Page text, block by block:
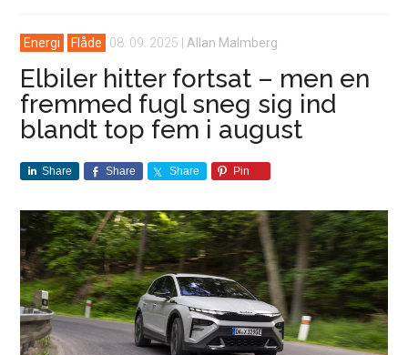
Energi Flåde 08. 09. 2025 Allan Malmberg
Elbiler hitter fortsat – men en
fremmed fugl sneg sig ind
blandt top fem i august
Share Share Share Pin